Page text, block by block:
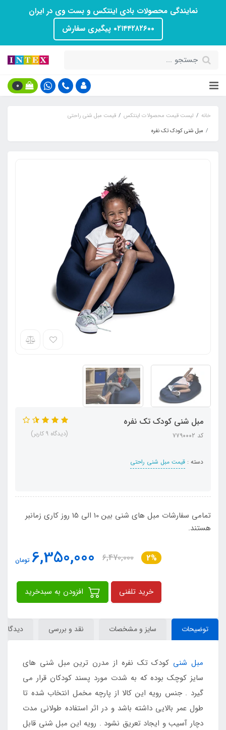
نمایندگی محصولات بادی اینتکس و بست وی در ایران
۰۲۱۴۴۲۸۲۶۰۰ پیگیری سفارش
0
خانه لیست قیمت محصولات اینتکس
قیمت مبل شنی راحتی
مبل شنی کودک تک نفره
مبل شنی کودک تک نفره
کد ۷۷۹۰۰۰۲
دسته : قیمت مبل شنی راحتی
(دیدگاه 9 کاربر)
تمامی سفارشات مبل های شنی بین 10 الی 15 روز کاری زمانبر
هستند.
2%
6,470,000
6,350,000 تومان
خرید تلفنی
توضیحات سایز و مشخصات نقد و بررسی
مبل شنی کودک تک نفره از مدرن ترین مبل شنی های
سایز کوچک بوده که به شدت مورد پسند کودکان قرار می
گیرد . جنس رویه این کالا از پارچه مخمل انتخاب شده تا
طول عمر بالایی داشته باشد و در اثر استفاده طولانی مدت
دچار آسیب و ایجاد تعریق نشود . رویه این مبل شنی قابل